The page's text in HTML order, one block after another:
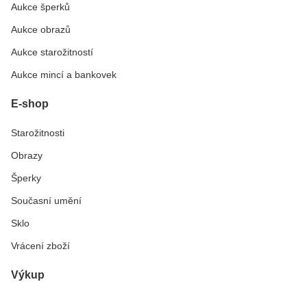
Aukce šperků
Aukce obrazů
Aukce starožitností
Aukce mincí a bankovek
E-shop
Starožitnosti
Obrazy
Šperky
Současní umění
Sklo
Vrácení zboží
Výkup